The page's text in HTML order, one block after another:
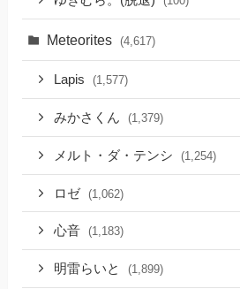
Meteorites (4,617)
Lapis (1,577)
みかさくん (1,379)
メルト・ダ・テンシ (1,254)
ロゼ (1,062)
心音 (1,183)
明雷らいと (1,899)